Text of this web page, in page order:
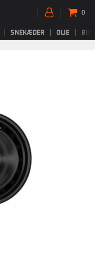
SNEKÆDER OLIE
0